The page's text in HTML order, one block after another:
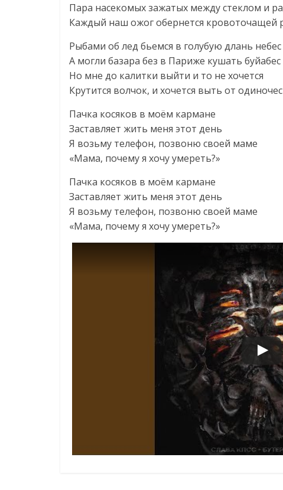
Пара насекомых зажатых между стеклом и
Каждый наш ожог обернется кровоточащей
Рыбами об лед бьемся в голубую длань небес
А могли базара без в Париже кушать буйабес
Но мне до калитки выйти и то не хочется
Крутится волчок, и хочется выть от
Пачка косяков в моём кармане
Заставляет жить меня этот день
Я возьму телефон, позвоню своей маме
«Мама, почему я хочу умереть?»
Пачка косяков в моём кармане
Заставляет жить меня этот день
Я возьму телефон, позвоню своей маме
«Мама, почему я хочу умереть?»